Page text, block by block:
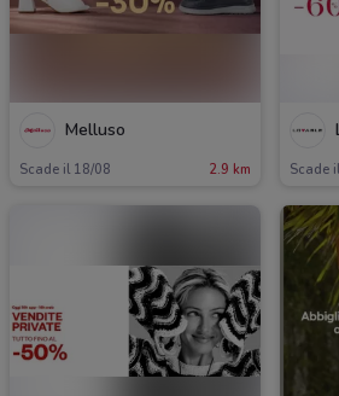
Melluso
Scade il 18/08 2.9 km Scade